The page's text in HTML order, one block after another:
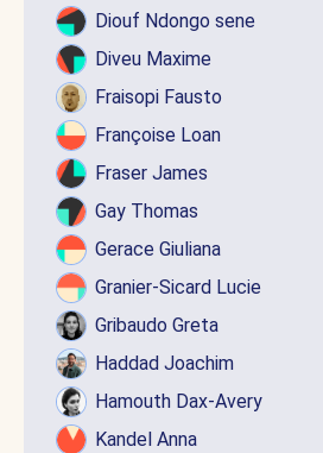
Diouf Ndongo sene
Diveu Maxime
Fraisopi Fausto
Françoise Loan
Fraser James
Gay Thomas
Gerace Giuliana
Granier-Sicard Lucie
Gribaudo Greta
Haddad Joachim
Hamouth Dax-Avery
Kandel Anna